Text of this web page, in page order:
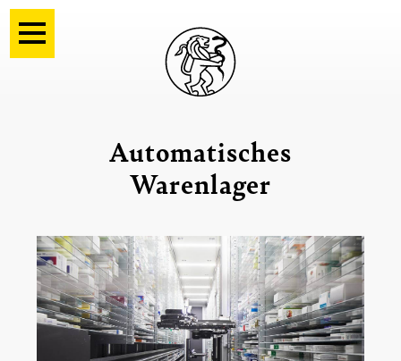
Automatisches
Warenlager